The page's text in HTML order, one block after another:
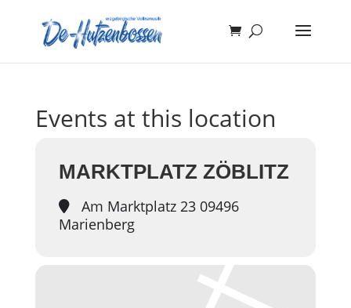
Events at this location
MARKTPLATZ ZÖBLITZ
Am Marktplatz 23 09496
Marienberg